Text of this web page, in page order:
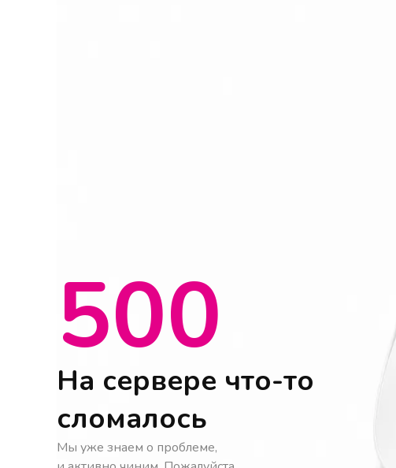
500
На сервере что-то
сломалось
Мы уже знаем о проблеме,